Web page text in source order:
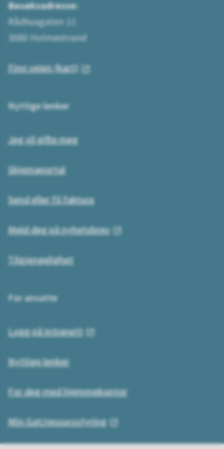
Besøksadresse:
Rådhusgaten 11
3080 Holmestrand
Finn veien (kart)
Nyttige lenker
Jeg vil gifte meg
Skjemaportal
Send eller få faktura
Meld deg på nyhetsbrev
Tilgjengelighet
For ansatte
Logg på intranett
Nyttige lenker
For deg med hjemmekontor
Min Gat/ressursstyring